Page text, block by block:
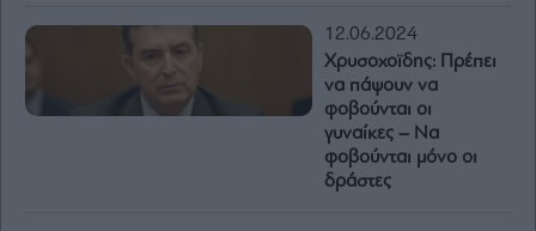
12.06.2024
Χρυσοχοϊδης: Πρέπει
να πάψουν να
φοβούνται οι
γυναίκες – Να
φοβούνται μόνο οι
δράστες